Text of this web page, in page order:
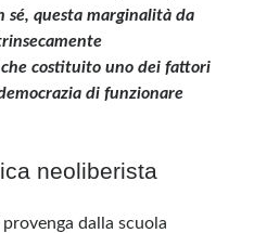
questa marginalità da
costituito uno dei fattori
di funzionare
neoliberista
dalla scuola